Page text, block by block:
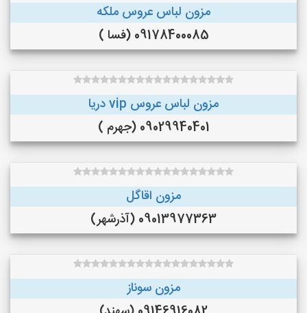
مزون لباس عروس ملکه
09178400085 (فسا )
مزون لباس عروس vip دریا
09029940401 (جهرم )
مزون اقاگل
09013977363 (آذرشهر)
مزون سوناز